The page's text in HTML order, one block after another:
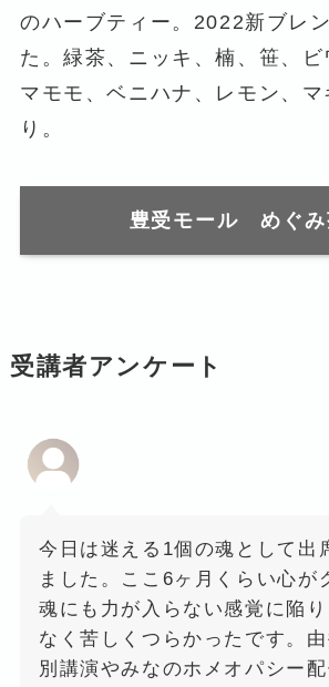
のハーブティー。2022新ブレ
た。緑茶、ニッキ、楠、笹、
マモモ、ベニハナ、レモン、マ
り。
豊受モール めぐみ
受講者アンケート
今日は迷える1個の魂として出
ました。ここ6ヶ月くらい心が
魂にも力が入らない感覚に陥
なく苦しくつらかったです。
別講演やみなのホメオパシー